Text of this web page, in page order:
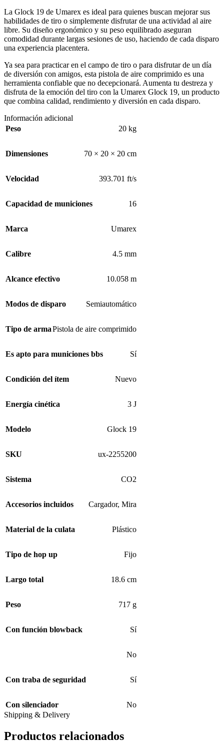
La Glock 19 de Umarex es ideal para quienes buscan mejorar sus
habilidades de tiro o simplemente disfrutar de una actividad al aire
libre. Su diseño ergonómico y su peso equilibrado aseguran
comodidad durante largas sesiones de uso, haciendo de cada disparo
una experiencia placentera.
Ya sea para practicar en el campo de tiro o para disfrutar de un día
de diversión con amigos, esta pistola de aire comprimido es una
herramienta confiable que no decepcionará. Aumenta tu destreza y
disfruta de la emoción del tiro con la Umarex Glock 19, un producto
que combina calidad, rendimiento y diversión en cada disparo.
Información adicional
Peso
20 kg
Dimensiones 70 × 20 × 20 cm
Velocidad 393.701 ft/s
Capacidad de municiones 16
Marca Umarex
Calibre 4.5 mm
Alcance efectivo 10.058 m
Modos de disparo Semiautomático
Tipo de armaPistola de aire comprimido
Es apto para municiones bbs Sí
Condición del ítem Nuevo
Energía cinética 3 J
Modelo Glock 19
SKU ux-2255200
Sistema CO2
Accesorios incluidos Cargador, Mira
Material de la culata Plástico
Tipo de hop up Fijo
Largo total 18.6 cm
Peso 717 g
Con función blowback Sí
No
Con traba de seguridad Sí
Con silenciador
No
Shipping & Delivery
Productos relacionados